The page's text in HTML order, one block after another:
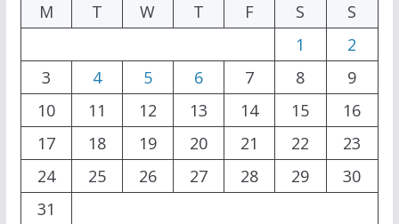
M
T W T F S
S
1
2
3
4 5 6 7 8
9
10
11 12 13 14 15
16
17
18 19 20 21 22
23
24
25 26 27 28 29
30
31